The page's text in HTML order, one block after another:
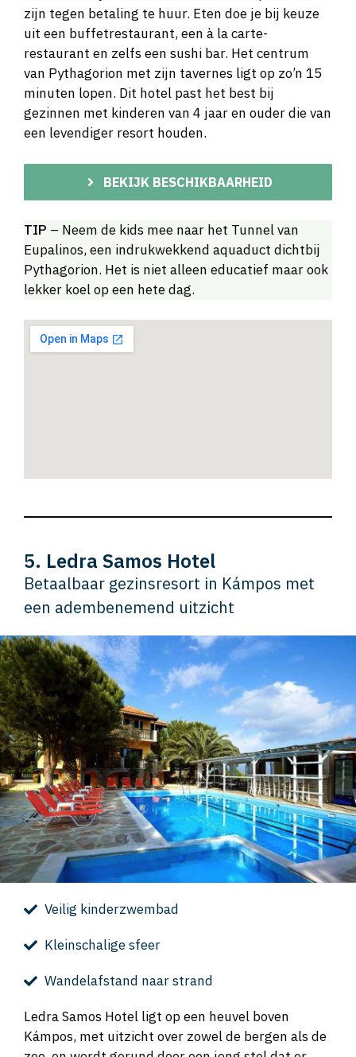
zijn tegen betaling te huur. Eten doe je bij keuze
uit een buffetrestaurant, een à la carte-
restaurant en zelfs een sushi bar. Het centrum
van Pythagorion met zijn tavernes ligt op zo’n 15
minuten lopen. Dit hotel past het best bij
gezinnen met kinderen van 4 jaar en ouder die van
een levendiger resort houden.
BEKIJK BESCHIKBAARHEID
TIP – Neem de kids mee naar het Tunnel van
Eupalinos, een indrukwekkend aquaduct dichtbij
Pythagorion. Het is niet alleen educatief maar ook
lekker koel op een hete dag.
5. Ledra Samos Hotel
Betaalbaar gezinsresort in Kámpos met
een adembenemend uitzicht
Veilig kinderzwembad
Kleinschalige sfeer
Wandelafstand naar strand
Ledra Samos Hotel ligt op een heuvel boven
Kámpos, met uitzicht over zowel de bergen als de